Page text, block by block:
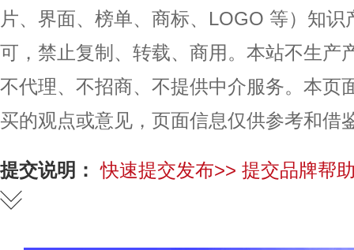
片、界面、榜单、商标、LOGO 等）知
可，禁止复制、转载、商用。本站不生产
不代理、不招商、不提供中介服务。本页
买的观点或意见，页面信息仅供参考和借
提交说明： 快速提交发布>> 提交品牌帮